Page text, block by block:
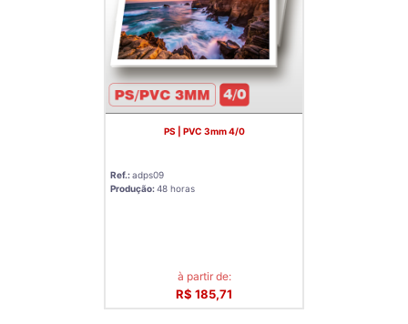
PS | PVC 3mm 4/0
Ref.:adps09
Produção:48 horas
à partir de:
R$ 185,71